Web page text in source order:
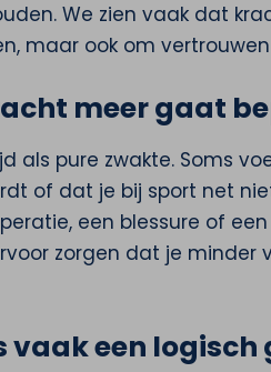
We zien vaak dat
maar ook om
meer gaat
als pure zwakte. Soms
of dat je bij sport net
een blessure of
zorgen dat je minder
vaak een logisch